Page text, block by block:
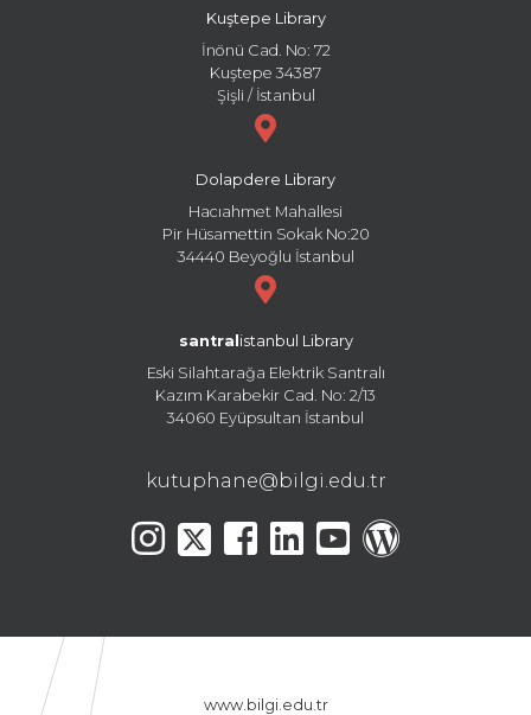
Kuştepe Library
İnönü Cad. No: 72
Kuştepe 34387
Şişli / İstanbul
Dolapdere Library
Hacıahmet Mahallesi
Pir Hüsamettin Sokak No:20
34440 Beyoğlu İstanbul
santral istanbul Library
Eski Silahtarağa Elektrik Santralı
Kazım Karabekir Cad. No: 2/13
34060 Eyüpsultan İstanbul
kutuphane@bilgi.edu.tr
www.bilgi.edu.tr